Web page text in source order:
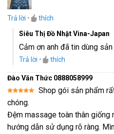
Trả lời •
thích
Siêu Thị Đồ Nhật Vina-Japan
Cảm ơn anh đã tin dùng
Trả lời • thích
Đào Văn Thức 0888058999
Được xếp
hạng 55
Shop gói sản phẩm
chóng.
Đệm massage toàn thân giống
hướng dẫn sử dụng rõ ràng.